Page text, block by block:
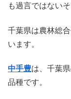
も過言ではないそ
千葉県は農林総
います。
中手豊は、千葉
品種です。